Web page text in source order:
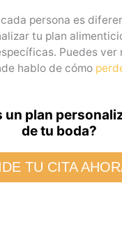
persona es
tu plan
Puedes ver
hablo de cómo
un plan
de tu boda?
TU CITA